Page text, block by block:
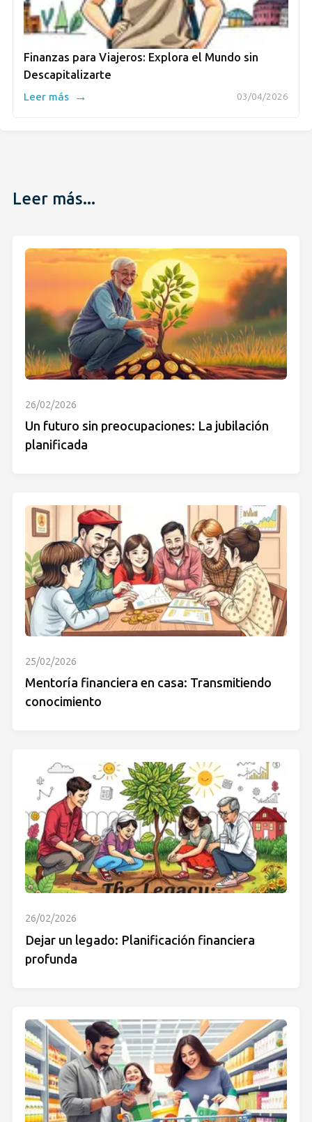
Finanzas para Viajeros: Explora el Mundo sin
Descapitalizarte
03/04/2026
Leer más →
Leer más...
26/02/2026
Un futuro sin preocupaciones: La jubilación
planificada
25/02/2026
Mentoría financiera en casa: Transmitiendo
conocimiento
26/02/2026
Dejar un legado: Planificación financiera
profunda